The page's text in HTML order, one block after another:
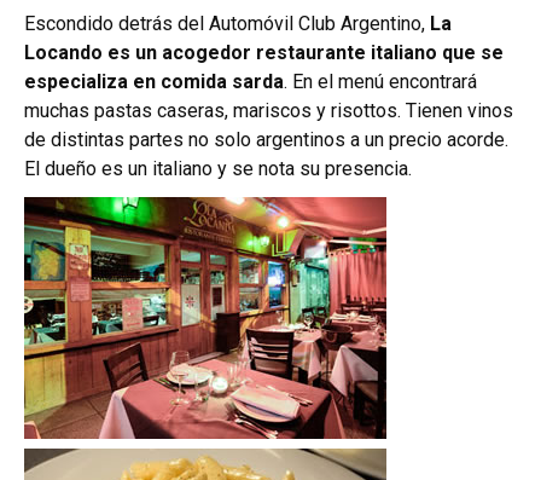
Escondido detrás del Automóvil Club Argentino, La
Locando es un acogedor restaurante italiano que se
especializa en comida sarda. En el menú encontrará
muchas pastas caseras, mariscos y risottos. Tienen vinos
de distintas partes no solo argentinos a un precio acorde.
El dueño es un italiano y se nota su presencia.